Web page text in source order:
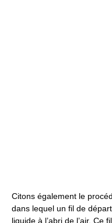
Citons également le
dans lequel un fil de
liquide à l’abri de l’air. Ce